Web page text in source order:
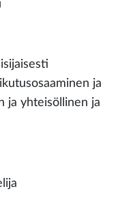
ja
ja yhteisöllinen ja